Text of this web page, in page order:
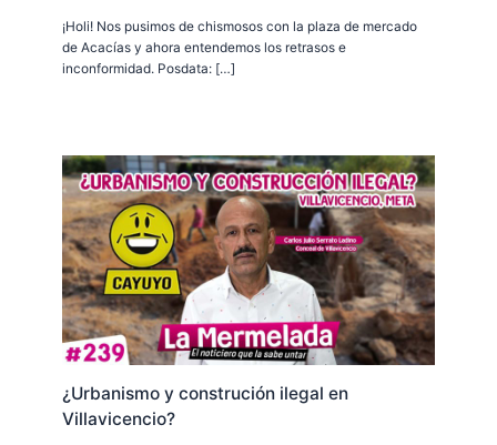
¡Holi! Nos pusimos de chismosos con la plaza de mercado
de Acacías y ahora entendemos los retrasos e
inconformidad. Posdata: […]
¿Urbanismo y construción ilegal en
Villavicencio?